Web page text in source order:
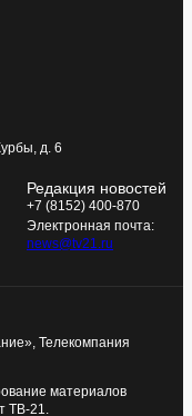
д. 6
Редакция новостей
+7 (8152) 400-870
Электронная почта:
news@tv21.ru
Телекомпания
материалов
ТВ-21.